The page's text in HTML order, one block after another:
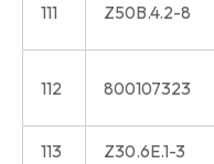
111 Z50B.4.2-8
112 800107323
113 Z30.6E.1-3